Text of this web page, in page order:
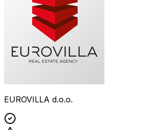
EUROVILLA d.o.o.